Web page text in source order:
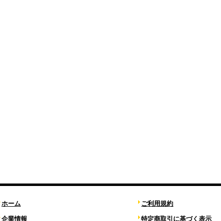
ホーム
企業情報
ご利用規約
特定商取引に基づく表示